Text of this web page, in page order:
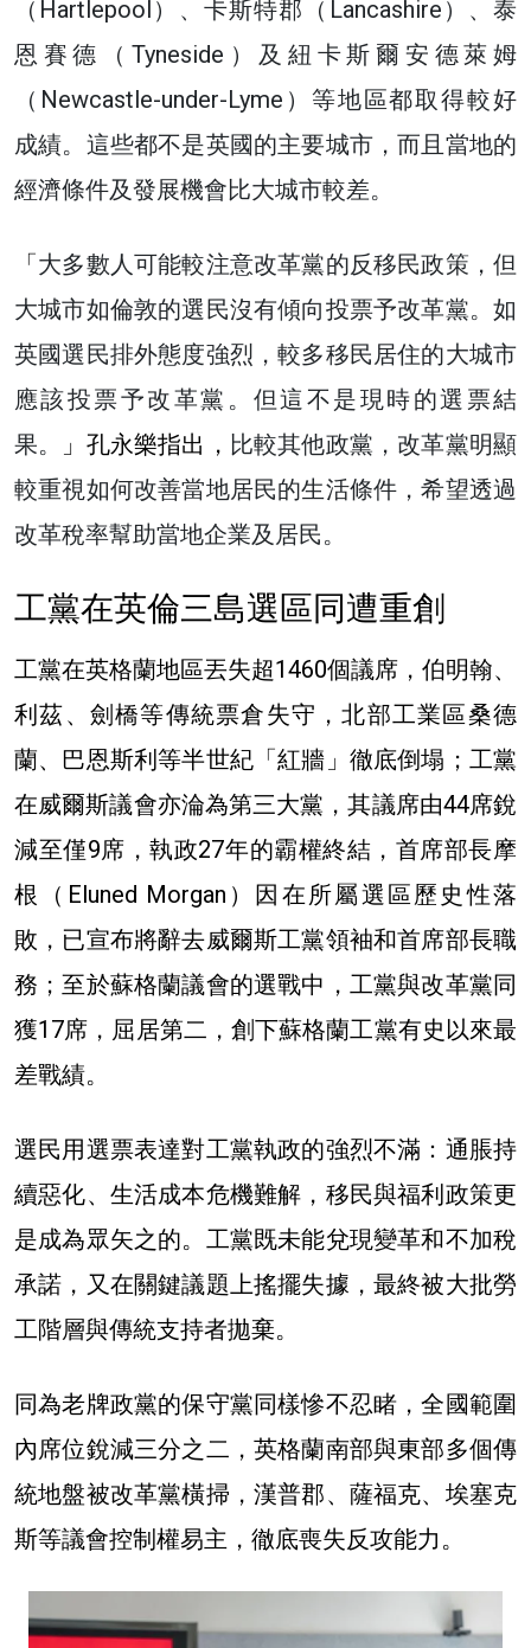
（Hartlepool）、卡斯特郡（Lancashire）、泰
恩賽德（Tyneside）及紐卡斯爾安德萊姆
（Newcastle-under-Lyme）等地區都取得較好
成績。這些都不是英國的主要城市，而且當地的
經濟條件及發展機會比大城市較差。
「大多數人可能較注意改革黨的反移民政策，但
大城市如倫敦的選民沒有傾向投票予改革黨。如
英國選民排外態度強烈，較多移民居住的大城市
應該投票予改革黨。但這不是現時的選票結
果。
」孔永樂指出， 比較其他政黨，改革黨明顯
較重視如何改善當地居民的生活條件，希望透過
改革稅率幫助當地企業及居民。
工黨在英倫三島選區同遭重創
工黨在英格蘭地區丟失超1460個議席，伯明翰、
利茲、劍橋等傳統票倉失守，北部工業區桑德
蘭、巴恩斯利等半世紀「紅牆」徹底倒塌； 工黨
在威爾斯議會亦淪為第三大黨，其議席由44席銳
減至僅9席，執政27年的霸權終結，首席部長摩
根（Eluned Morgan）因在所屬選區歷史性落
敗，已宣布將辭去威爾斯工黨領袖和首席部長職
務 ；至於蘇格蘭議會的選戰中， 工黨與改革黨同
獲17席，屈居第二，創下蘇格蘭工黨有史以來最
差戰績。
選民用選票表達對工黨執政的強烈不滿：通脹持
續惡化、生活成本危機難解，移民與福利政策更
是成為眾矢之的。工黨既未能兌現變革和不加稅
承諾，又在關鍵議題上搖擺失據，最終被大批勞
工階層與傳統支持者拋棄。
同為老牌政黨的保守黨同樣慘不忍睹，全國範圍
內席位銳減三分之二，英格蘭南部與東部多個傳
統地盤被改革黨橫掃，漢普郡、薩福克、埃塞克
斯等議會控制權易主，徹底喪失反攻能力。